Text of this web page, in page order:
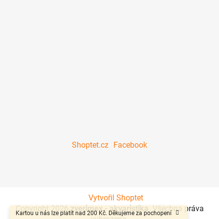
Kartou u nás lze platit nad 200 Kč. Děkujeme za pochopení
Shoptet.cz Facebook
Vytvořil Shoptet
Copyright 2026zverimex - akvaristika. Všechna práva